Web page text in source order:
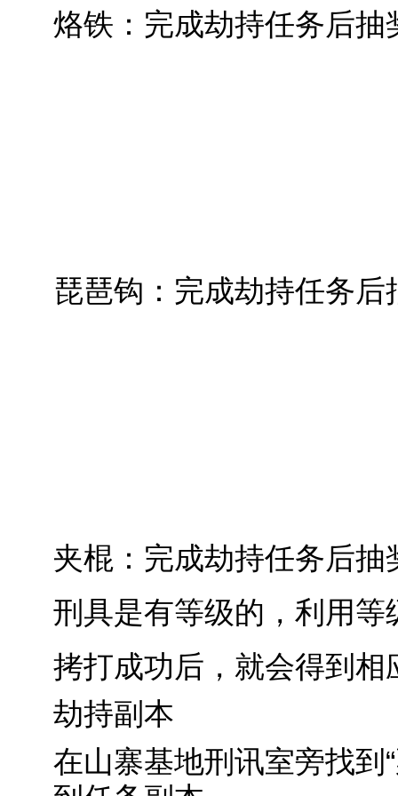
烙铁：完成劫持任务后抽
琵琶钩：完成劫持任务后
夹棍：完成劫持任务后抽
刑具是有等级的，利用
拷打成功后，就会得到
劫持副本
在山寨基地刑讯室旁找到